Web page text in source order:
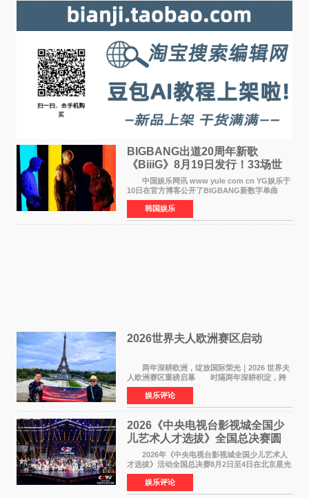
BIGBANG出道20周年新歌
《BiiiG》8月19日发行！33场世
界巡演同步启航
中国娱乐网讯 www yule com cn YG娱乐于
10日在官方博客公开了BIGBANG新数字单曲
《BiiiG》的海报，宣布新歌将于8月19日——组
合出道20周年纪念日正式发行。歌名取自意为"巨
大""宏大"的"BIG"
韩国娱乐
2026世界夫人欧洲赛区启动
两年深耕欧洲，绽放国际荣光｜2026 世界夫
人欧洲赛区重磅启幕 时隔两年深耕积淀，跨
越多国文化游学！伴随着国际影响力持续攀升，
2026 世界夫人欧洲赛区正式全面启动。本次赛区
落地，是世
娱乐评论
2026《中央电视台影视城全国少
儿艺术人才选拔》全国总决赛圆
满落幕
2026年《中央电视台影视城全国少儿艺术人
才选拔》活动全国总决赛8月2日至4日在北京星光
影视园成功举办！ 活动于8月2日迎来全国总
决赛的盛大开幕。一年一度的该项活动依然延续
着经典的四大板
娱乐评论